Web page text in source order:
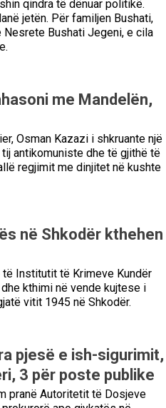
qindra të dënuar politikë.
jetën. Për familjen Bushati,
Bushati Jegeni, e cila
me Mandelën,
Osman Kazazi i shkruante një
antikomuniste dhe të gjithë të
regjimit me dinjitet në kushte
në Shkodër kthehen
Institutit të Krimeve Kundër
kthimi në vende kujtese i
vitit 1945 në Shkodër.
pjesë e ish-sigurimit,
3 për poste publike
pranë Autoritetit të Dosjeve